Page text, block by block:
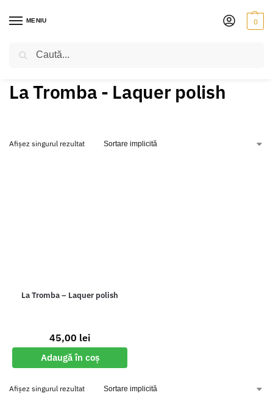
MENIU 0
La Tromba - Laquer polish
Afișez singurul rezultat
La Tromba – Laquer polish
45,00 lei
Adaugă în coș
Afișez singurul rezultat